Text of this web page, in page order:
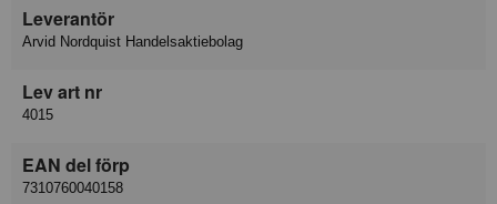
Leverantör
Arvid Nordquist Handelsaktiebolag
Lev art nr
4015
EAN del förp
7310760040158